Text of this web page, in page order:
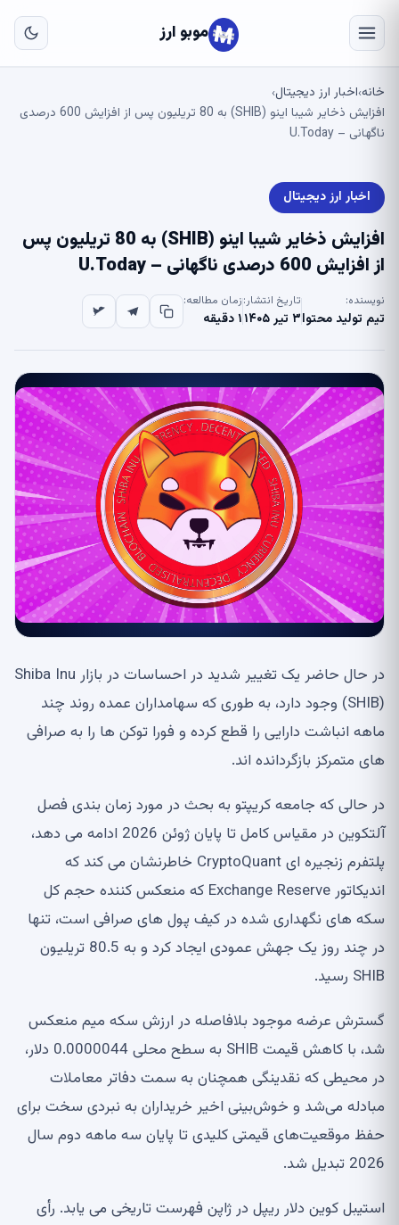
موبو ارز
خانه›اخبار ارز دیجیتال›
افزایش ذخایر شیبا اینو (SHIB) به 80 تریلیون پس از افزایش 600 درصدی
ناگهانی – U.Today
اخبار ارز دیجیتال
افزایش ذخایر شیبا اینو (SHIB) به 80 تریلیون پس
از افزایش 600 درصدی ناگهانی – U.Today
نویسنده:
تیم تولید محتوا
تاریخ انتشار:
۳ تیر ۱۴۰۵
زمان مطالعه:
۱ دقیقه
در حال حاضر یک تغییر شدید در احساسات در بازار Shiba Inu
(SHIB) وجود دارد، به طوری که سهامداران عمده روند چند
ماهه انباشت دارایی را قطع کرده و فورا توکن ها را به صرافی
های متمرکز بازگردانده اند.
در حالی که جامعه کریپتو به بحث در مورد زمان بندی فصل
آلتکوین در مقیاس کامل تا پایان ژوئن 2026 ادامه می دهد،
پلتفرم زنجیره ای CryptoQuant خاطرنشان می کند که
اندیکاتور Exchange Reserve که منعکس کننده حجم کل
سکه های نگهداری شده در کیف پول های صرافی است، تنها
در چند روز یک جهش عمودی ایجاد کرد و به 80.5 تریلیون
SHIB رسید.
گسترش عرضه موجود بلافاصله در ارزش سکه میم منعکس
شد، با کاهش قیمت SHIB به سطح محلی 0.0000044 دلار،
در محیطی که نقدینگی همچنان به سمت دفاتر معاملات
مبادله می‌شد و خوش‌بینی اخیر خریداران به نبردی سخت برای
حفظ موقعیت‌های قیمتی کلیدی تا پایان سه ماهه دوم سال
2026 تبدیل شد.
استیبل کوین دلار ریپل در ژاپن فهرست تاریخی می یابد. رأی